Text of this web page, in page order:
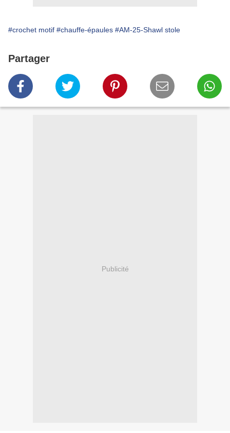
#crochet motif #chauffe-épaules #AM-25-Shawl stole
Partager
Publicité